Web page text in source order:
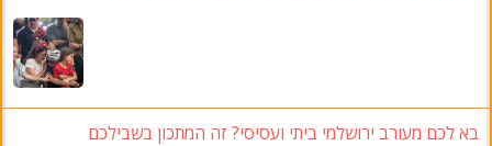
בא לכם מעורב ירושלמי ביתי ועסיסי? זה המתכון בשבילכם